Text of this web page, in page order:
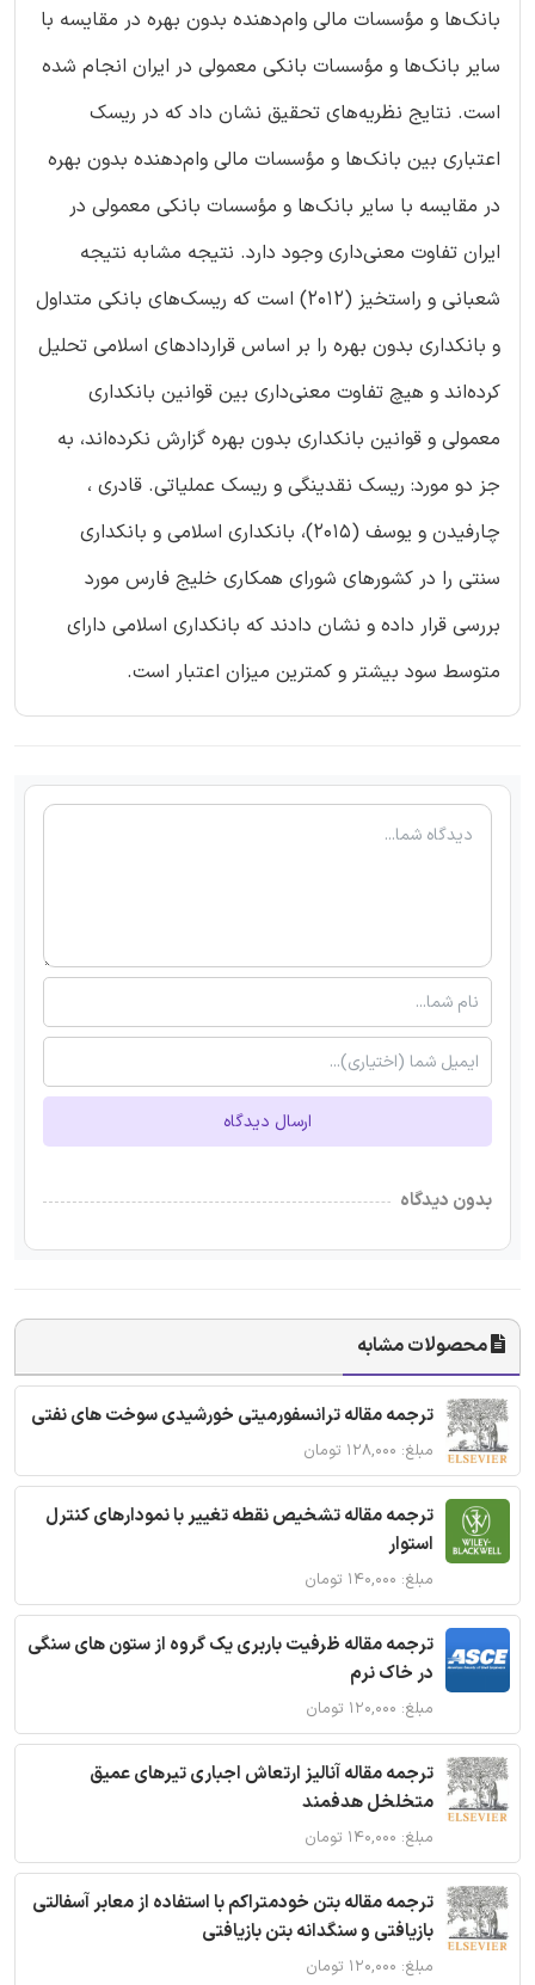
بانک‌ها و مؤسسات مالی وام‌دهنده بدون بهره در مقایسه با
سایر بانک‌ها و مؤسسات بانکی معمولی در ایران انجام شده
است. نتایج نظریه‌های تحقیق نشان داد که در ریسک
اعتباری بین بانک‌ها و مؤسسات مالی وام‌دهنده بدون بهره
در مقایسه با سایر بانک‌ها و مؤسسات بانکی معمولی در
ایران تفاوت معنی‌داری وجود دارد. نتیجه مشابه نتیجه
شعبانی و راستخیز (2012) است که ریسک‌های بانکی متداول
و بانکداری بدون بهره را بر اساس قراردادهای اسلامی تحلیل
کرده‌اند و هیچ تفاوت معنی‌داری بین قوانین بانکداری
معمولی و قوانین بانکداری بدون بهره گزارش نکرده‌اند، به
جز دو مورد: ریسک نقدینگی و ریسک عملیاتی. قادری ،
چارفیدن و یوسف (2015)، بانکداری اسلامی و بانکداری
سنتی را در کشورهای شورای همکاری خلیج فارس مورد
بررسی قرار داده و نشان دادند که بانکداری اسلامی دارای
متوسط سود بیشتر و کمترین میزان اعتبار است.
ارسال دیدگاه
بدون دیدگاه
محصولات مشابه
ترجمه مقاله ترانسفورمیتی خورشیدی سوخت های نفتی
مبلغ: ۱۲۸,۰۰۰ تومان
ترجمه مقاله تشخیص نقطه تغییر با نمودارهای کنترل
استوار
مبلغ: ۱۴۰,۰۰۰ تومان
ترجمه مقاله ظرفیت باربری یک گروه از ستون های سنگی
در خاک نرم
مبلغ: ۱۲۰,۰۰۰ تومان
ترجمه مقاله آنالیز ارتعاش اجباری تیرهای عمیق
متخلخل هدفمند
مبلغ: ۱۴۰,۰۰۰ تومان
ترجمه مقاله بتن خودمتراکم با استفاده از معابر آسفالتی
بازیافتی و سنگدانه بتن بازیافتی
مبلغ: ۱۲۰,۰۰۰ تومان